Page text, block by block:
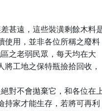
甚遠，這些裝潢剩餘木料
使用，並非各位所稱之廢料
區之老弱民眾，每天均在大
將工地之保特瓶撿拾回收，
對不會拋棄它，和各位在
持家才能生存，若將可再利